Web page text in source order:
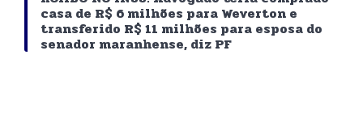
casa de R$ 6 milhões para Weverton e
transferido R$ 11 milhões para esposa do
senador maranhense, diz PF